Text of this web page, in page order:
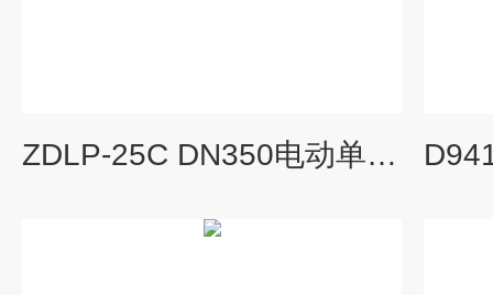
ZDLP-25C DN350电动单座调节阀